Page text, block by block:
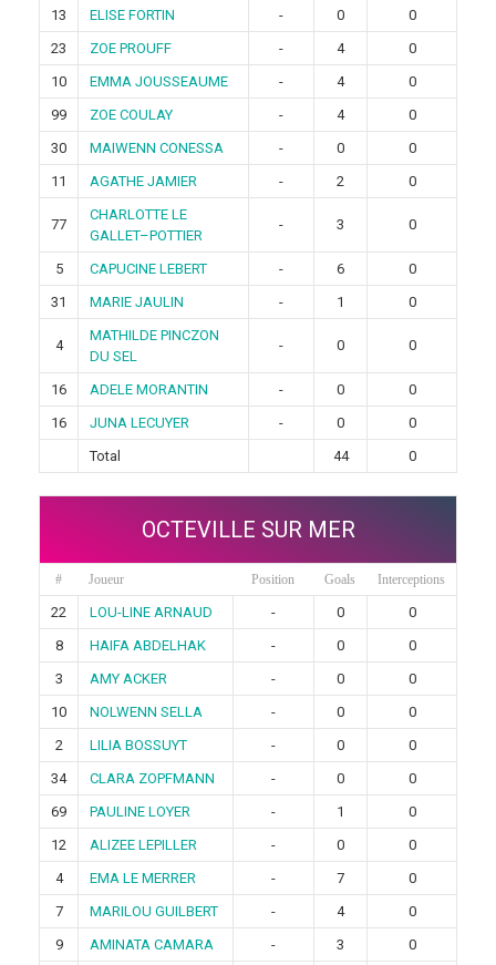
13 ELISE FORTIN - 0
0
23
ZOE PROUFF - 4
0
10
EMMA JOUSSEAUME - 4
0
99
ZOE COULAY - 4
0
30
MAIWENN CONESSA - 0
0
11
AGATHE JAMIER - 2 0
77
CHARLOTTE LE
GALLET–POTTIER
- 3 0
5 CAPUCINE LEBERT - 6
0
31
MARIE JAULIN - 1 0
4
MATHILDE PINCZON
DU SEL
- 0 0
16 ADELE MORANTIN - 0
0
16
JUNA LECUYER - 0
0
Total
44 0
OCTEVILLE SUR MER
# Joueur Position Goals Interceptions
22 LOU-LINE ARNAUD - 0
0
8
HAIFA ABDELHAK - 0
0
3
AMY ACKER - 0
0
10
NOLWENN SELLA - 0
0
2
LILIA BOSSUYT - 0
0
34
CLARA ZOPFMANN - 0
0
69
PAULINE LOYER - 1
0
12
ALIZEE LEPILLER - 0
0
4
EMA LE MERRER - 7
0
7
MARILOU GUILBERT - 4
0
9
AMINATA CAMARA - 3 0